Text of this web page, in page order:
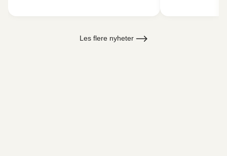
Les flere nyheter